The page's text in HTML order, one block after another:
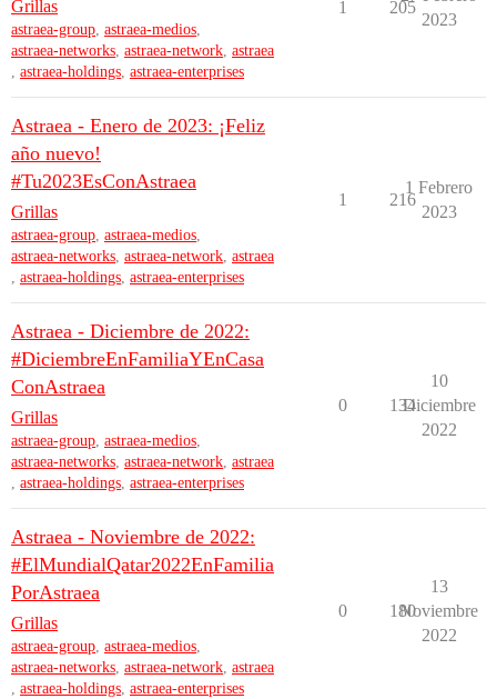
Grillas
astraea-group, astraea-medios,
astraea-networks, astraea-network, astraea
, astraea-holdings, astraea-enterprises
1 205
2023
Astraea - Enero de 2023: ¡Feliz
año nuevo!
#Tu2023EsConAstraea
Grillas
astraea-group, astraea-medios,
astraea-networks, astraea-network, astraea
, astraea-holdings, astraea-enterprises
1 216
1 Febrero
2023
Astraea - Diciembre de 2022:
#DiciembreEnFamiliaYEnCasa
ConAstraea
Grillas
astraea-group, astraea-medios,
astraea-networks, astraea-network, astraea
, astraea-holdings, astraea-enterprises
0 134
10
Diciembre
2022
Astraea - Noviembre de 2022:
#ElMundialQatar2022EnFamilia
PorAstraea
Grillas
astraea-group, astraea-medios,
astraea-networks, astraea-network, astraea
, astraea-holdings, astraea-enterprises
0 180
13
Noviembre
2022